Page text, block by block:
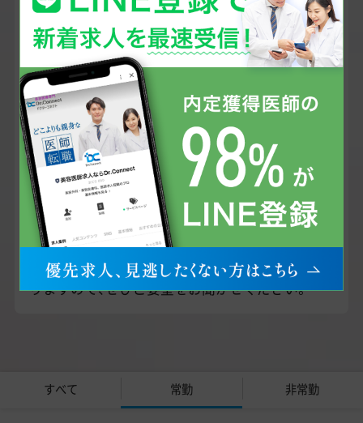
医療脱毛は多くの美容皮膚科で取り扱っているメ
ニューとして知られています。矢野研究所「美容
医療の展望と戦略2017年版」では、美容皮膚科の
77.9%が医療脱毛を取り扱っているというデータ
があります。
さらに近年では、医療脱毛の特化型クリニックも
増えているので、医師の求人も増加傾向です。
美容皮膚科全般としての募集もありますが、医療
脱毛専門での求人も多くございます。また、非常
勤やスポット求人も多いことが特徴です。
医師の主な仕事内容は、医療脱毛のカウンセリン
グ・診察・処方に加え、医療脱毛の直前直後のスキ
ンチェックです。
脱毛施術自体は看護師が行うクリニックも多くあ
りますので、ぜひご要望をお聞かせください。
すべて 常勤 非常勤